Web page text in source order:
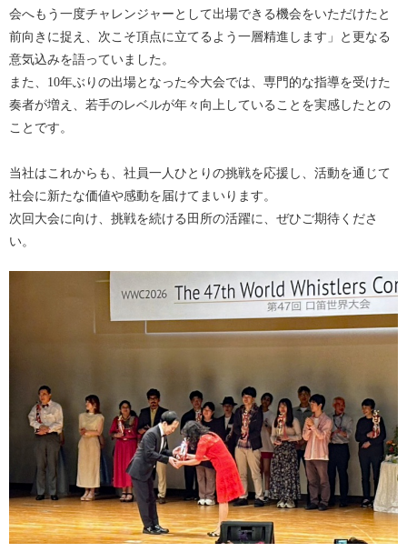
会へもう一度チャレンジャーとして出場できる機会をいただけたと
前向きに捉え、次こそ頂点に立てるよう一層精進します」と更なる
意気込みを語っていました。
また、10年ぶりの出場となった今大会では、専門的な指導を受けた
奏者が増え、若手のレベルが年々向上していることを実感したとの
ことです。
当社はこれからも、社員一人ひとりの挑戦を応援し、活動を通じて
社会に新たな価値や感動を届けてまいります。
次回大会に向け、挑戦を続ける田所の活躍に、ぜひご期待くださ
い。